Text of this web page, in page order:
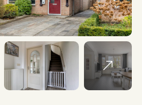
Dakisolatie, muurisolatie,
vloerisolatie, gedeeltelijk
dubbel glas
Cv ketel